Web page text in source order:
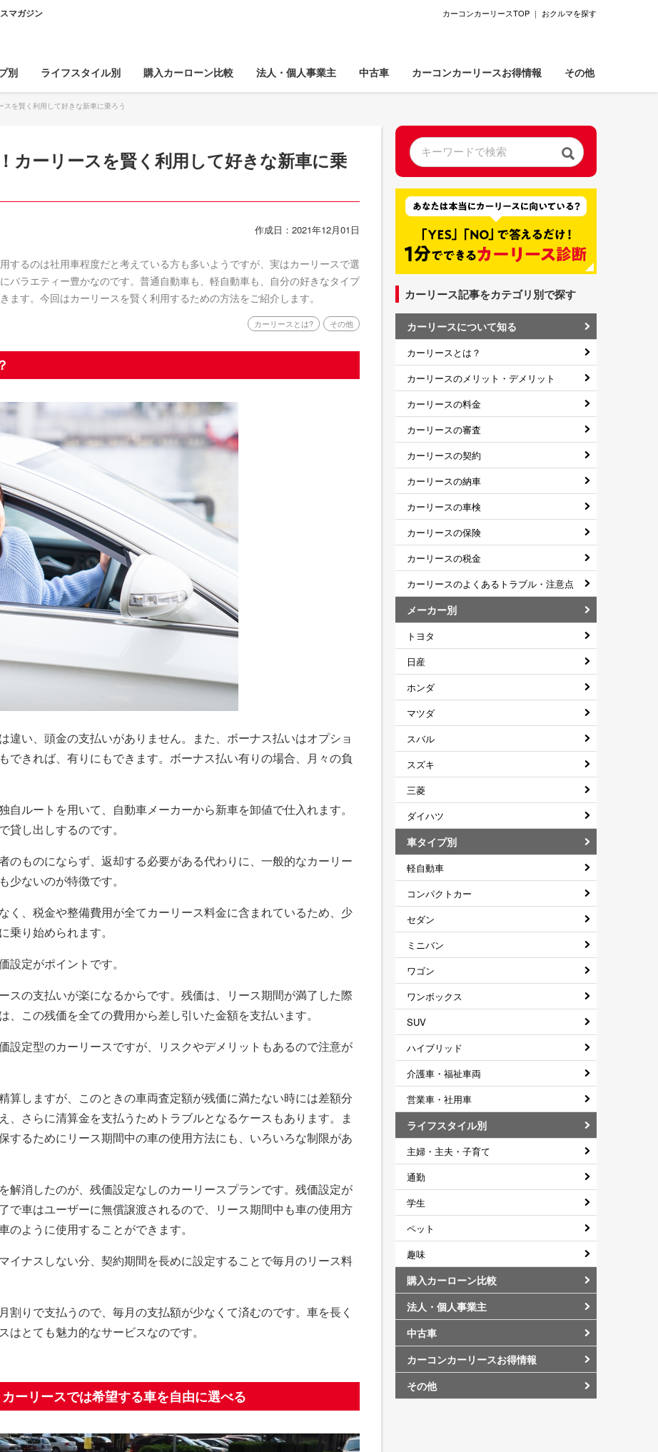
マガジン カーコンカーリースTOP ｜ おクルマを探す
別 ライフスタイル別 購入カーローン比較 法人・個人事業主 中古車 カーコンカーリースお得情報 その他
を賢く利用して好きな新車に乗ろう
カーリースを賢く利用して好きな新車に乗
作成日：2021年12月01日
するのは社用車程度だと考えている方も多いようですが、実はカーリースで選
バラエティー豊かなのです。普通自動車も、軽自動車も、自分の好きなタイプ
ます。今回はカーリースを賢く利用するための方法をご紹介します。
カーリースとは? その他
違い、頭金の支払いがありません。また、ボーナス払いはオプショ
できれば、有りにもできます。ボーナス払い有りの場合、月々の負
ルートを用いて、自動車メーカーから新車を卸値で仕入れます。
し出しするのです。
のものにならず、返却する必要がある代わりに、一般的なカーリー
ないのが特徴です。
く、税金や整備費用が全てカーリース料金に含まれているため、少
り始められます。
定がポイントです。
スの支払いが楽になるからです。残価は、リース期間が満了した際
この残価を全ての費用から差し引いた金額を支払います。
設定型のカーリースですが、リスクやデメリットもあるので注意が
算しますが、このときの車両査定額が残価に満たない時には差額分
、さらに清算金を支払うためトラブルとなるケースもあります。ま
するためにリース期間中の車の使用方法にも、いろいろな制限があ
解消したのが、残価設定なしのカーリースプランです。残価設定が
で車はユーザーに無償譲渡されるので、リース期間中も車の使用方
ように使用することができます。
イナスしない分、契約期間を長めに設定することで毎月のリース料
割りで支払うので、毎月の支払額が少なくて済むのです。車を長く
とても魅力的なサービスなのです。
ーリースでは希望する車を自由に選べる
カーリース記事をカテゴリ別で探す
カーリースについて知る
カーリースとは？
カーリースのメリット・デメリット
カーリースの料金
カーリースの審査
カーリースの契約
カーリースの納車
カーリースの車検
カーリースの保険
カーリースの税金
カーリースのよくあるトラブル・注意点
メーカー別
トヨタ
日産
ホンダ
マツダ
スバル
スズキ
三菱
ダイハツ
車タイプ別
軽自動車
コンパクトカー
セダン
ミニバン
ワゴン
ワンボックス
SUV
ハイブリッド
介護車・福祉車両
営業車・社用車
ライフスタイル別
主婦・主夫・子育て
通勤
学生
ペット
趣味
購入カーローン比較
法人・個人事業主
中古車
カーコンカーリースお得情報
その他